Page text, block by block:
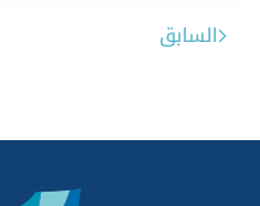
السابق